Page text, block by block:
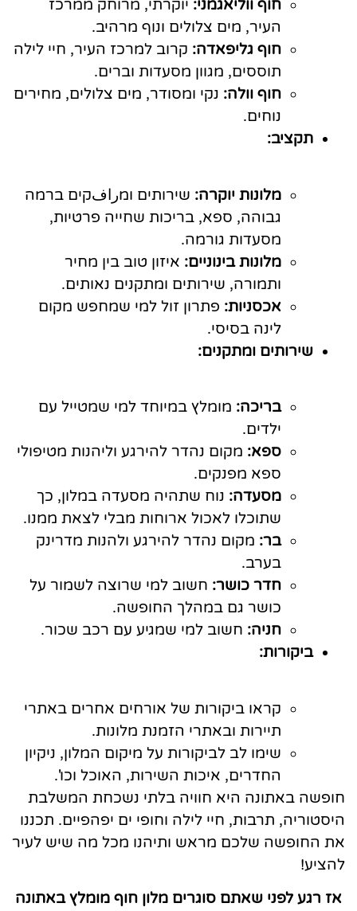
חוף ווליאגמני: יוקרתי, מרוחק ממרכז
העיר, מים צלולים ונוף מרהיב.
חוף גליפאדה: קרוב למרכז העיר, חיי לילה
תוססים, מגוון מסעדות וברים.
חוף וולה: נקי ומסודר, מים צלולים, מחירים
נוחים.
תקציב:
מלונות יוקרה: שירותים ומرافקים ברמה
גבוהה, ספא, בריכות שחייה פרטיות,
מסעדות גורמה.
מלונות בינוניים: איזון טוב בין מחיר
ותמורה, שירותים ומתקנים נאותים.
אכסניות: פתרון זול למי שמחפש מקום
לינה בסיסי.
שירותים ומתקנים:
בריכה: מומלץ במיוחד למי שמטייל עם
ילדים.
ספא: מקום נהדר להירגע וליהנות מטיפולי
ספא מפנקים.
מסעדה: נוח שתהיה מסעדה במלון, כך
שתוכלו לאכול ארוחות מבלי לצאת ממנו.
בר: מקום נהדר להירגע ולהנות מדרינק
בערב.
חדר כושר: חשוב למי שרוצה לשמור על
כושר גם במהלך החופשה.
חניה: חשוב למי שמגיע עם רכב שכור.
ביקורות:
קראו ביקורות של אורחים אחרים באתרי
תיירות ובאתרי הזמנת מלונות.
שימו לב לביקורות על מיקום המלון, ניקיון
החדרים, איכות השירות, האוכל וכו'.
חופשה באתונה היא חוויה בלתי נשכחת המשלבת
היסטוריה, תרבות, חיי לילה וחופי ים יפהפיים. תכננו
את החופשה שלכם מראש ותיהנו מכל מה שיש לעיר
להציע!
אז רגע לפני שאתם סוגרים מלון חוף מומלץ באתונה